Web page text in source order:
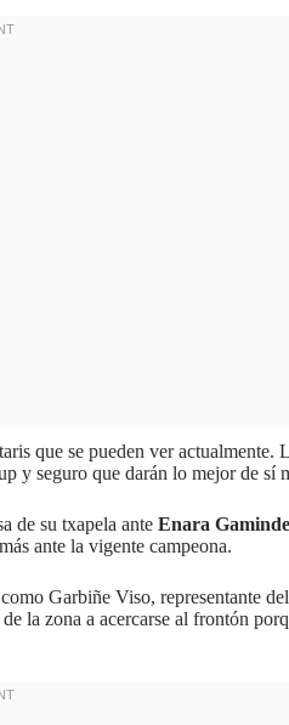
que se pueden ver
y seguro que darán lo mejor de sí
de su txapela ante Enara Gaminde
ante la vigente campeona.
Garbiñe Viso, representante
la zona a acercarse al frontón